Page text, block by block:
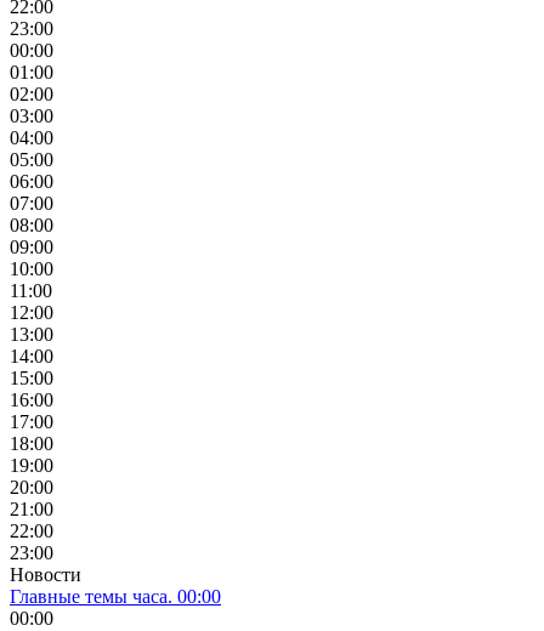
22:00
23:00
00:00
01:00
02:00
03:00
04:00
05:00
06:00
07:00
08:00
09:00
10:00
11:00
12:00
13:00
14:00
15:00
16:00
17:00
18:00
19:00
20:00
21:00
22:00
23:00
Новости
Главные темы часа. 00:00
00:00